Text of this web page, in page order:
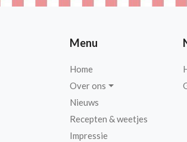
Menu
Home
Over ons
Nieuws
Recepten & weetjes
Impressie